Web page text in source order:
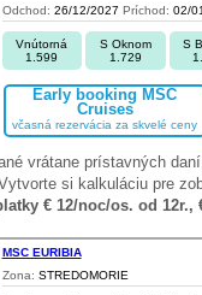
Odchod: 26/12/2027 Príchod: 02/
Vnútorná
1.599
S Oknom
1.729
S
Early booking MSC
Cruises
včasná rezervácia za skvelé ceny
vrátane prístavných
si kalkuláciu pre
€ 12/noc/os. od 12r.,
MSC EURIBIA
Zona: STREDOMORIE